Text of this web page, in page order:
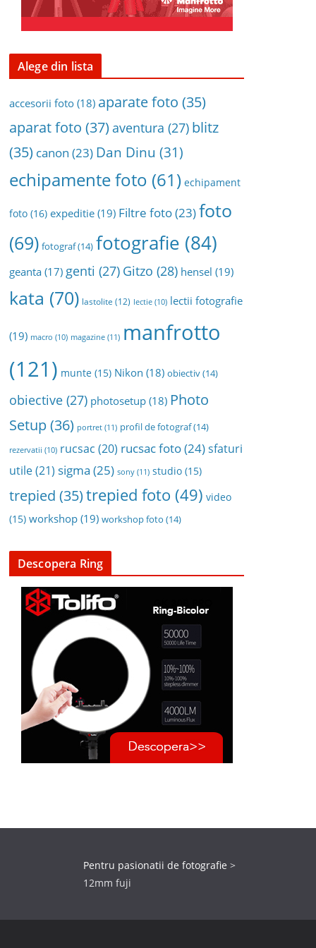
Alege din lista
accesorii foto (18) aparate foto (35)
aparat foto (37) aventura (27) blitz
(35) canon (23) Dan Dinu (31)
echipamente foto (61) echipament
foto (16) expeditie (19) Filtre foto(23)foto
(69) fotograf(14) fotografie (84)
geanta (17) genti (27) Gitzo (28) hensel (19)
kata (70) lastolite (12) lectie (10) lectii fotografie
(19) macro (10) magazine (11) manfrotto
(121) munte (15) Nikon (18) obiectiv(14)
obiective (27) photosetup (18) Photo
Setup(36) portret (11) profil de fotograf(14)
rezervatii (10) rucsac (20) rucsac foto(24)sfaturi
utile(21) sigma (25) sony (11) studio (15)
trepied (35)trepied foto (49) video
(15) workshop (19) workshop foto (14)
Descopera Ring
Pentru pasionatii de fotografie >
12mm fuji